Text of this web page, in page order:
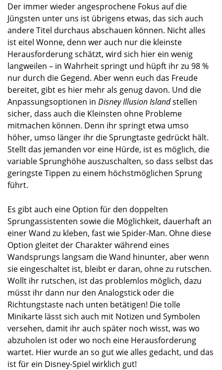
Der immer wieder angesprochene Fokus auf die
Jüngsten unter uns ist übrigens etwas, das sich auch
andere Titel durchaus abschauen können. Nicht alles
ist eitel Wonne, denn wer auch nur die kleinste
Herausforderung schätzt, wird sich hier ein wenig
langweilen – in Wahrheit springt und hüpft ihr zu 98 %
nur durch die Gegend. Aber wenn euch das Freude
bereitet, gibt es hier mehr als genug davon. Und die
Anpassungsoptionen in Disney Illusion Islandstellen
sicher, dass auch die Kleinsten ohne Probleme
mitmachen können. Denn ihr springt etwa umso
höher, umso länger ihr die Sprungtaste gedrückt hält.
Stellt das jemanden vor eine Hürde, ist es möglich, die
variable Sprunghöhe auszuschalten, so dass selbst das
geringste Tippen zu einem höchstmöglichen Sprung
führt.
Es gibt auch eine Option für den doppelten
Sprungassistenten sowie die Möglichkeit, dauerhaft an
einer Wand zu kleben, fast wie Spider-Man. Ohne diese
Option gleitet der Charakter während eines
Wandsprungs langsam die Wand hinunter, aber wenn
sie eingeschaltet ist, bleibt er daran, ohne zu rutschen.
Wollt ihr rutschen, ist das problemlos möglich, dazu
müsst ihr dann nur den Analogstick oder die
Richtungstaste nach unten betätigen! Die tolle
Minikarte lässt sich auch mit Notizen und Symbolen
versehen, damit ihr auch später noch wisst, was wo
abzuholen ist oder wo noch eine Herausforderung
wartet. Hier wurde an so gut wie alles gedacht, und das
ist für ein Disney-Spiel wirklich gut!